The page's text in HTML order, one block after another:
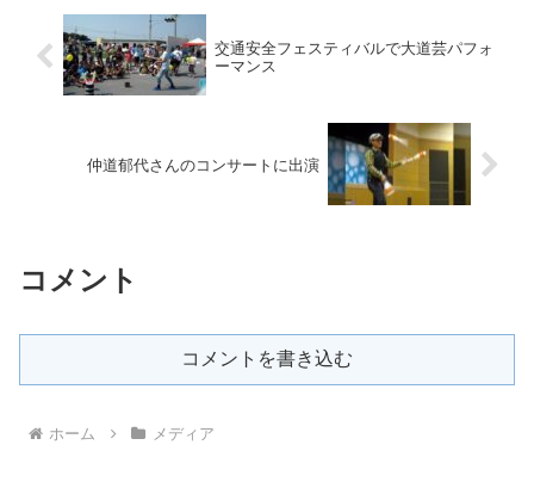
交通安全フェスティバルで大道芸パフォ
ーマンス
仲道郁代さんのコンサートに出演
コメント
コメントを書き込む
ホーム メディア